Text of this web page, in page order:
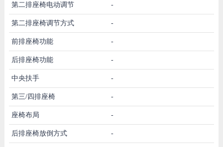
第二排座椅电动调节 -
第二排座椅调节方式 -
前排座椅功能 -
后排座椅功能 -
中央扶手 -
第三/四排座椅 -
座椅布局 -
后排座椅放倒方式 -